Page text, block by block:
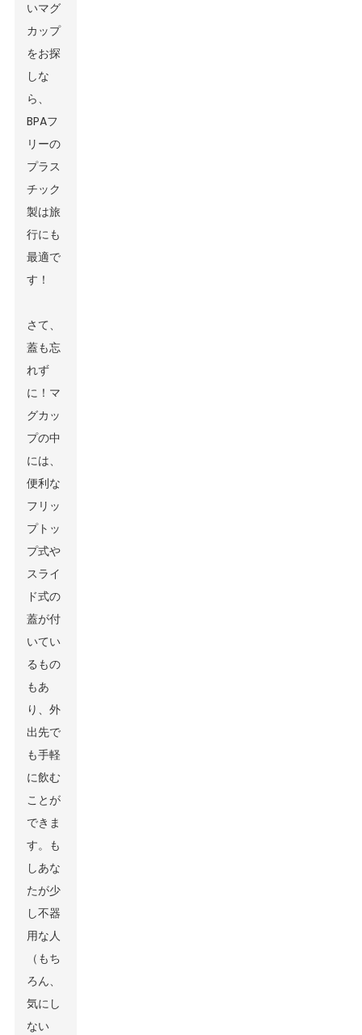
いマグ
カップ
をお探
しな
ら、
BPAフ
リーの
プラス
チック
製は旅
行にも
最適で
す！
さて、
蓋も忘
れず
に！マ
グカッ
プの中
には、
便利な
フリッ
プトッ
プ式や
スライ
ド式の
蓋が付
いてい
るもの
もあ
り、外
出先で
も手軽
に飲む
ことが
できま
す。も
しあな
たが少
し不器
用な人
（もち
ろん、
気にし
ない